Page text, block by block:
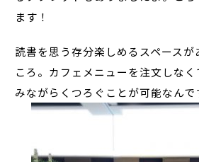
ます！
読書を思う存分楽しめるスペースが
ころ。カフェメニューを注文しな
みながらくつろぐことが可能なんで